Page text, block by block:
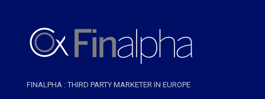
FINALPHA : THIRD PARTY MARKETER IN EUROPE